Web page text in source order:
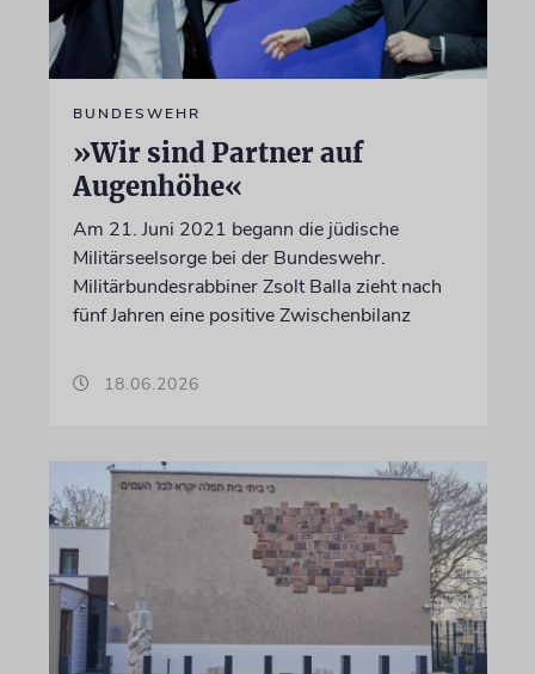
BUNDESWEHR
»Wir sind Partner auf
Augenhöhe«
Am 21. Juni 2021 begann die jüdische
Militärseelsorge bei der Bundeswehr.
Militärbundesrabbiner Zsolt Balla zieht nach
fünf Jahren eine positive Zwischenbilanz
18.06.2026